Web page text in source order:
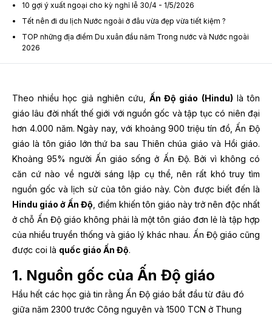
10 gợi ý xuất ngoại cho kỳ nghỉ lễ 30/4 - 1/5/2026
Tết nên đi du lịch Nước ngoài ở đâu vừa đẹp vừa tiết kiệm ?
TOP những địa điểm Du xuân đầu năm Trong nước và Nước ngoài
2026
Theo nhiều học giả nghiên cứu,Ấn Độ giáo (Hindu) là tôn
giáo lâu đời nhất thế giới với nguồn gốc và tập tục có niên đại
hơn 4.000 năm. Ngày nay, với khoảng 900 triệu tín đồ, Ấn Độ
giáo là tôn giáo lớn thứ ba sau Thiên chúa giáo và Hồi giáo.
Khoảng 95% người Ấn giáo sống ở Ấn Độ. Bởi vì không có
căn cứ nào về người sáng lập cụ thể, nên rất khó truy tìm
nguồn gốc và lịch sử của tôn giáo này. Còn được biết đến là
Hindu giáo ở Ấn Độ , điểm khiến tôn giáo này trở nên độc nhất
ở chỗ Ấn Độ giáo không phải là một tôn giáo đơn lẻ là tập hợp
của nhiều truyền thống và giáo lý khác nhau. Ấn Độ giáo cũng
được coi là quốc giáo Ấn Độ.
1. Nguồn gốc của Ấn Độ giáo
Hầu hết các học giả tin rằng Ấn Độ giáo bắt đầu từ đâu đó
giữa năm 2300 trước Công nguyên và 1500 TCN ở Thung